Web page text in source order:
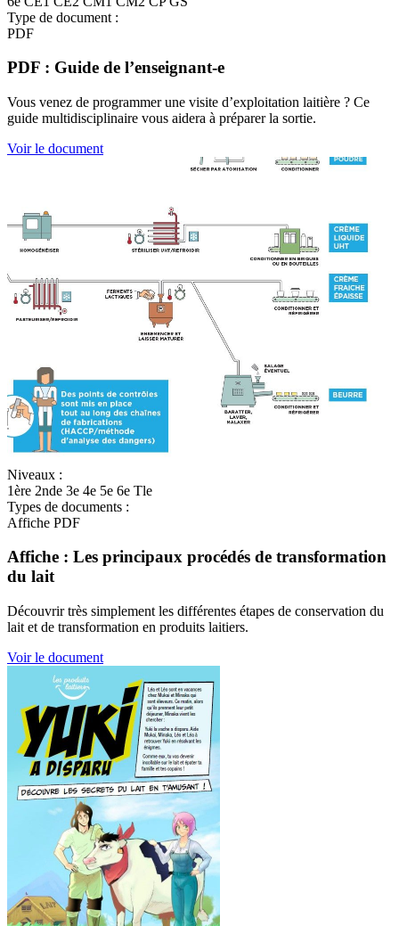
Type de document :
PDF
PDF : Guide de l’enseignant-e
Vous venez de programmer une visite d’exploitation laitière ? Ce
guide multidisciplinaire vous aidera à préparer la sortie.
Voir le document
Niveaux :
1ère 2nde 3e 4e 5e 6e Tle
Types de documents :
Affiche PDF
Affiche : Les principaux procédés de transformation
du lait
Découvrir très simplement les différentes étapes de conservation du
lait et de transformation en produits laitiers.
Voir le document